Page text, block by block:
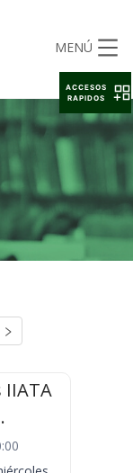
MENÚ
IIATA
ACCESOS
RAPIDOS